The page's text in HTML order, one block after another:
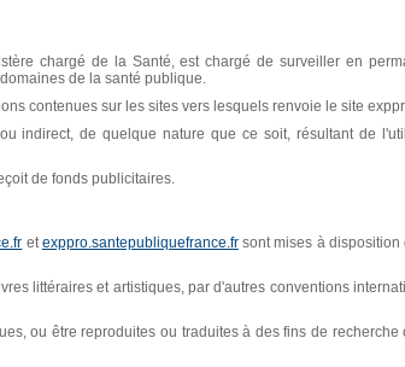
chargé de la Santé, est chargé de surveiller en
de la santé publique.
contenues sur les sites vers lesquels renvoie le site
indirect, de quelque nature que ce soit, résultant de
de fonds publicitaires.
etexppro.santepubliquefrance.frsont mises à disposition
littéraires et artistiques, par d'autres conventions
ou être reproduites ou traduites à des fins de